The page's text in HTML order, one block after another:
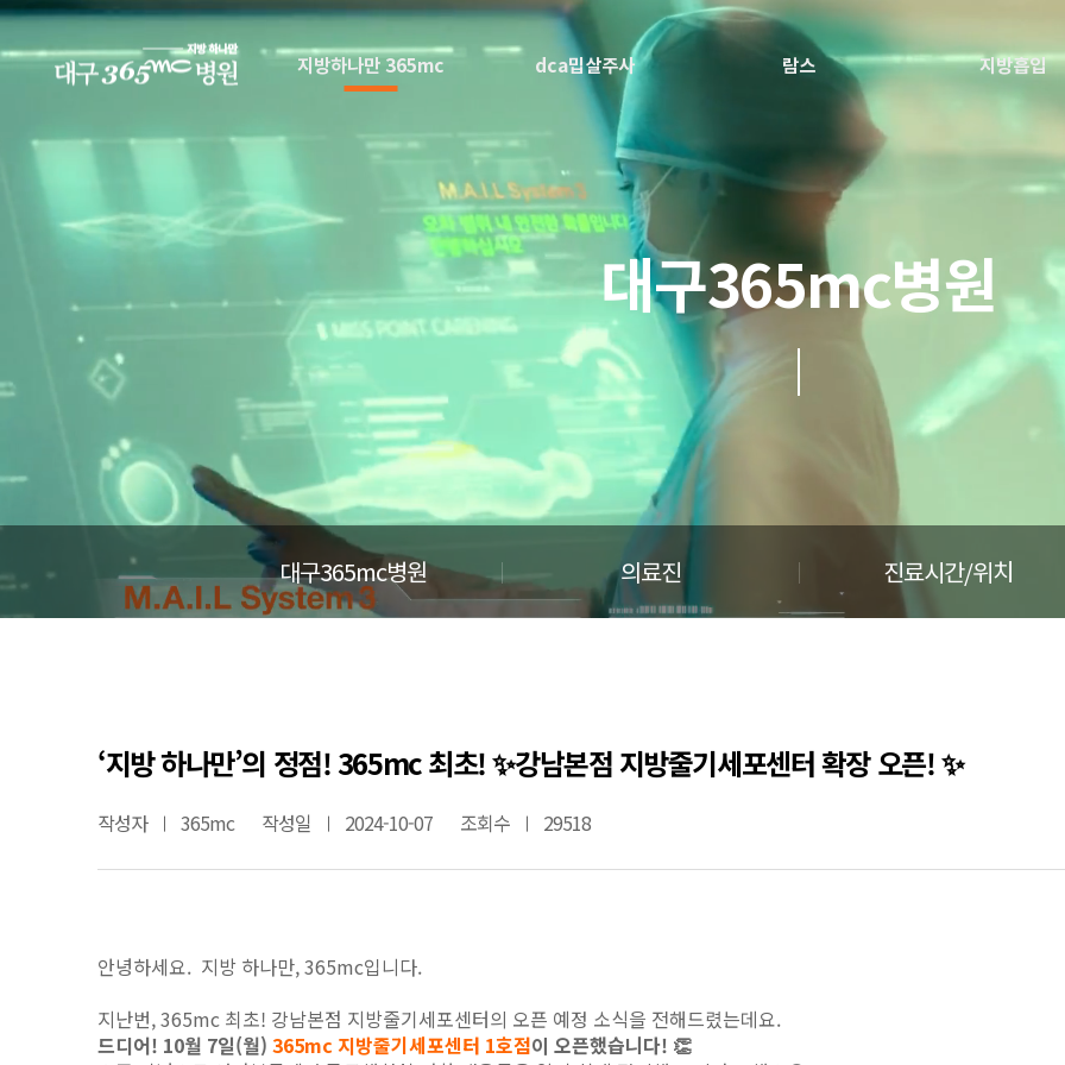
본문 바로가기
지방하나만 365mc dca밉살주사 람스 지방흡입
대구365mc병원
대구365mc병원 의료진 진료시간/위치
‘지방 하나만’의 정점! 365mc 최초! ✨강남본점 지방줄기세포센터 확장 오픈! ✨
작성자 365mc 작성일 2024-10-07 조회수 29518
안녕하세요. 지방 하나만, 365mc입니다.
지난번, 365mc 최초! 강남본점 지방줄기세포센터의 오픈 예정 소식을 전해드렸는데요.
드디어! 10월 7일(월) 365mc 지방줄기세포센터 1호점이 오픈했습니다! 👏